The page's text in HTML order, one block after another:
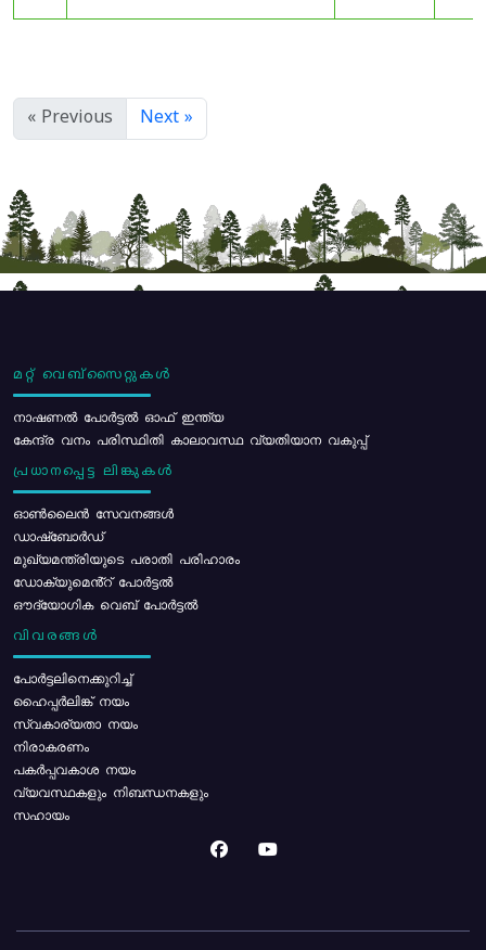
« Previous Next »
മറ്റ് വെബ്സൈറ്റുകൾ
നാഷണൽ പോർട്ടൽ ഓഫ് ഇന്ത്യ
കേന്ദ്ര വനം പരിസ്ഥിതി കാലാവസ്ഥ വ്യതിയാന വകുപ്പ്
പ്രധാനപ്പെട്ട ലിങ്കുകൾ
ഓൺലൈൻ സേവനങ്ങൾ
ഡാഷ്ബോർഡ്
മുഖ്യമന്ത്രിയുടെ പരാതി പരിഹാരം
ഡോക്യുമെൻ്റ് പോർട്ടൽ
ഔദ്യോഗിക വെബ് പോർട്ടൽ
വിവരങ്ങൾ
പോര്‍ട്ടലിനെക്കുറിച്ച്
ഹൈപ്പർലിങ്ക് നയം
സ്വകാര്യതാ നയം
നിരാകരണം
പകർപ്പവകാശ നയം
വ്യവസ്ഥകളും നിബന്ധനകളും
സഹായം